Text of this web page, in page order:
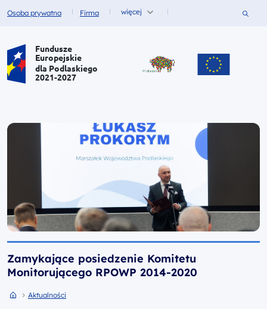
Fundusze dla
Osoba prywatna Fundusze dla
Firma więcej
Portal Funduszy Europejskich
Fundusze
Europejskie
dla Podlaskiego
2021-2027
Zamykające posiedzenie Komitetu
Monitorującego RPOWP 2014-2020
Przejdź do strony głównej portalu
AktualnościPrzejdź do Aktualności